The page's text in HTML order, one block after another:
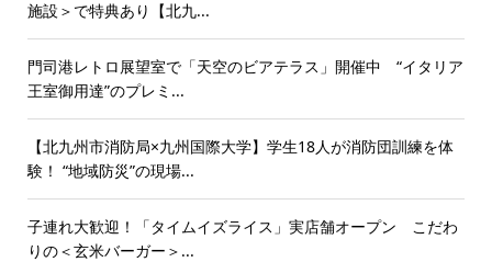
施設＞で特典あり【北九...
門司港レトロ展望室で「天空のビアテラス」開催中 “イタリア
王室御用達”のプレミ...
【北九州市消防局×九州国際大学】学生18人が消防団訓練を体
験！ “地域防災”の現場...
子連れ大歓迎！「タイムイズライス」実店舗オープン こだわ
りの＜玄米バーガー＞...